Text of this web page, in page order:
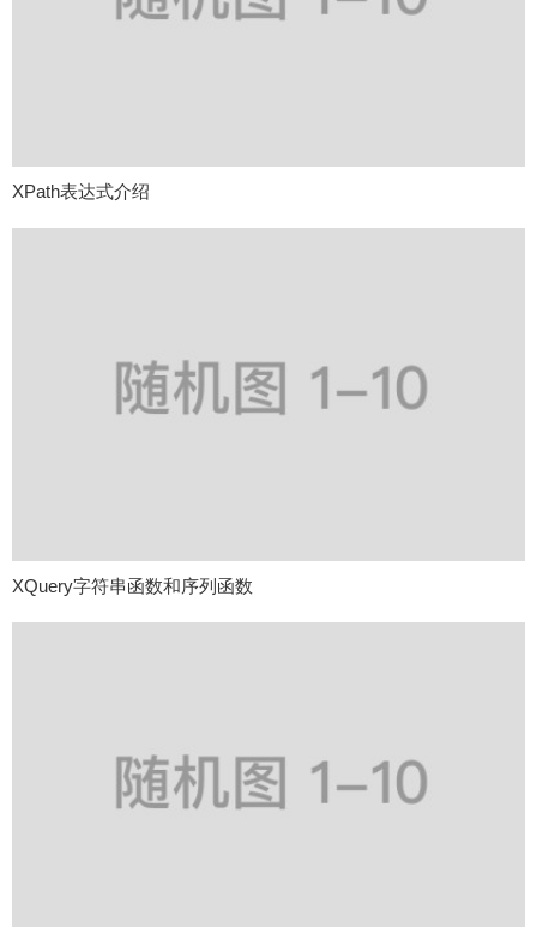
XPath表达式介绍
XQuery字符串函数和序列函数